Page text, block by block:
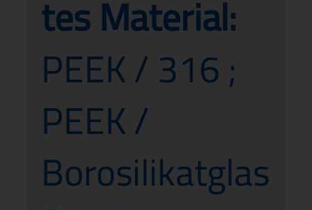
tes Material:
PEEK / 316 ;
PEEK /
Borosilikatglas